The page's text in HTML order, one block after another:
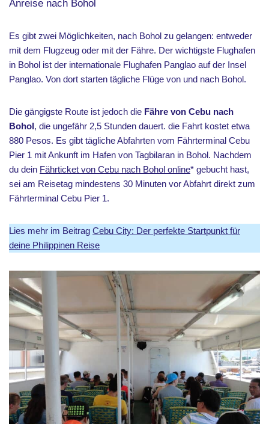
Anreise nach Bohol
Es gibt zwei Möglichkeiten, nach Bohol zu gelangen: entweder
mit dem Flugzeug oder mit der Fähre. Der wichtigste Flughafen
in Bohol ist der internationale Flughafen Panglao auf der Insel
Panglao. Von dort starten tägliche Flüge von und nach Bohol.
Die gängigste Route ist jedoch die Fähre von Cebu nach
Bohol, die ungefähr 2,5 Stunden dauert. die Fahrt kostet etwa
880 Pesos. Es gibt tägliche Abfahrten vom Fährterminal Cebu
Pier 1 mit Ankunft im Hafen von Tagbilaran in Bohol. Nachdem
du dein Fährticket von Cebu nach Bohol online* gebucht hast,
sei am Reisetag mindestens 30 Minuten vor Abfahrt direkt zum
Fährterminal Cebu Pier 1.
Lies mehr im Beitrag Cebu City: Der perfekte Startpunkt für
deine Philippinen Reise